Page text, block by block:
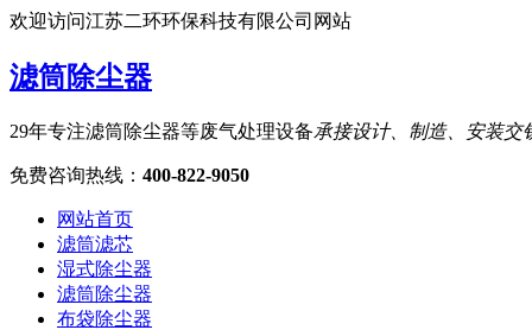
欢迎访问江苏二环环保科技有限公司网站
滤筒除尘器
29年专注滤筒除尘器等废气处理设备承接设计、制造、安装交
免费咨询热线 ： 400-822-9050
网站首页
滤筒滤芯
湿式除尘器
滤筒除尘器
布袋除尘器